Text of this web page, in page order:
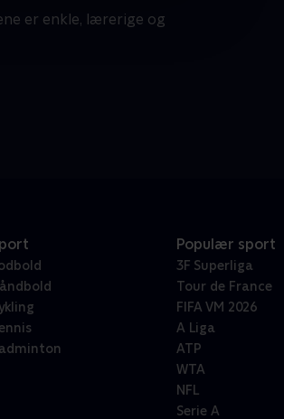
er enkle, lærerige og
Populær sport
3F Superliga
Tour de France
FIFA VM 2026
A Liga
ATP
WTA
NFL
Serie A